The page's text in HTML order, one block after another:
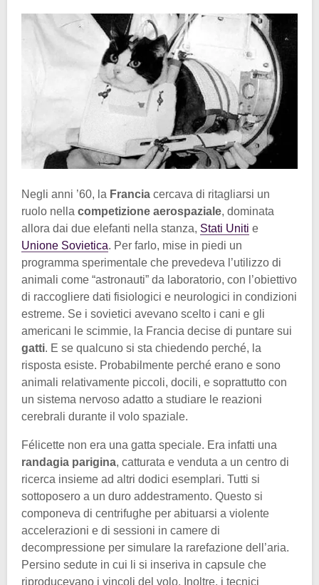
Negli anni ’60, la Francia cercava di ritagliarsi un
ruolo nella competizione aerospaziale, dominata
allora dai due elefanti nella stanza, Stati Uniti e
Unione Sovietica. Per farlo, mise in piedi un
programma sperimentale che prevedeva l’utilizzo di
animali come “astronauti” da laboratorio, con l’obiettivo
di raccogliere dati fisiologici e neurologici in condizioni
estreme. Se i sovietici avevano scelto i cani e gli
americani le scimmie, la Francia decise di puntare sui
gatti. E se qualcuno si sta chiedendo perché, la
risposta esiste. Probabilmente perché erano e sono
animali relativamente piccoli, docili, e soprattutto con
un sistema nervoso adatto a studiare le reazioni
cerebrali durante il volo spaziale.
Félicette non era una gatta speciale. Era infatti una
randagia parigina, catturata e venduta a un centro di
ricerca insieme ad altri dodici esemplari. Tutti si
sottoposero a un duro addestramento. Questo si
componeva di centrifughe per abituarsi a violente
accelerazioni e di sessioni in camere di
decompressione per simulare la rarefazione dell’aria.
Persino sedute in cui li si inseriva in capsule che
riproducevano i vincoli del volo. Inoltre, i tecnici